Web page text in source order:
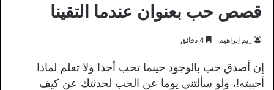
قصص حب بعنوان عندما التقينا
ريم إبراهيم
إن أصدق حب بالوجود حينما تحب أحدا ولا تعلم لماذا
أحببته!، ولو سألتني يوما عن الحب لحدثتك عن كيف